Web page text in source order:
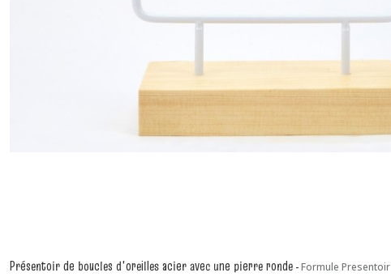
Présentoir de boucles d'oreilles acier avec une pierre ronde -Formule Presentoir